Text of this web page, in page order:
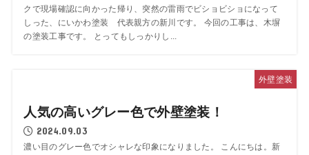
クで現場確認に向かった帰り、突然の雷雨でビショビショになって
しった、にいかわ塗装 代表親方の新川です。 今回の工事は、木塀
の塗装工事です。 とってもしっかりし...
外壁塗装
人気の高いグレー色で外壁塗装！
2024.09.03
濃い目のグレー色でオシャレな印象になりました。 こんにちは。新